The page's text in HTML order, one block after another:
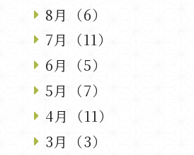
8月（6）
7月（11）
6月（5）
5月（7）
4月（11）
3月（3）